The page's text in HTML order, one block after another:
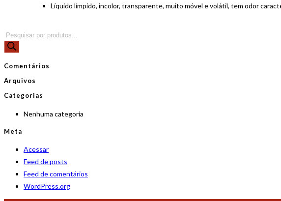
Líquido límpido, incolor, transparente, muito móvel e volátil, tem odor
Pesquisar
produtos
Comentários
Arquivos
Categorias
Nenhuma categoria
Meta
Acessar
Feed de posts
Feed de comentários
WordPress.org